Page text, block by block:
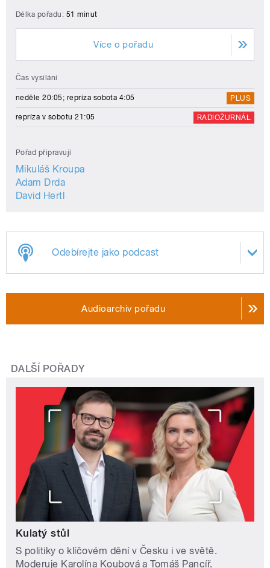
Délka pořadu: 51 minut
Více o pořadu
Čas vysílání
neděle 20:05; repríza sobota 4:05 PLUS
repríza v sobotu 21:05 RADIOŽURNÁL
Pořad připravují
Mikuláš Kroupa
Adam Drda
David Hertl
Odebírejte jako podcast
Audioarchiv pořadu
DALŠÍ POŘADY
Kulatý stůl
S politiky o klíčovém dění v Česku i ve světě.
Moderuje Karolína Koubová a Tomáš Pancíř.